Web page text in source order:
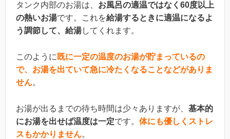
タンク内部のお湯は、 お風呂の適温ではなく60度以上
の熱いお湯です。これを給湯するときに適温になるよ
う調節して、給湯してくれます。
このように 既に一定の温度のお湯が貯まっているの
で、お湯を出ていて急に冷たくなることなどがありま
せん。
お湯が出るまでの待ち時間は少々ありますが、 基本的
にお湯を出せば温度は一定です。 体にも優しくストレ
スもかかりません。